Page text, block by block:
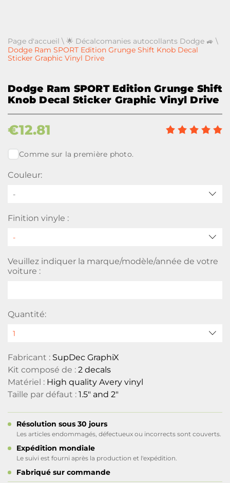
Page d'accueil \ 🌟 Décalcomanies autocollants Dodge 🚙 \
Dodge Ram SPORT Edition Grunge Shift Knob Decal
Sticker Graphic Vinyl Drive
Dodge Ram SPORT Edition Grunge Shift
Knob Decal Sticker Graphic Vinyl Drive
€12.81
Comme sur la première photo.
Couleur:
-
Finition vinyle :
Veuillez indiquer la marque/modèle/année de votre
voiture :
Quantité:
Fabricant : SupDec GraphiX
Kit composé de : 2 decals
Matériel : High quality Avery vinyl
Taille par défaut : 1.5" and 2"
Résolution sous 30 jours
Les articles endommagés, défectueux ou incorrects sont couverts.
Expédition mondiale
Le suivi est fourni après la production et l'expédition.
Fabriqué sur commande